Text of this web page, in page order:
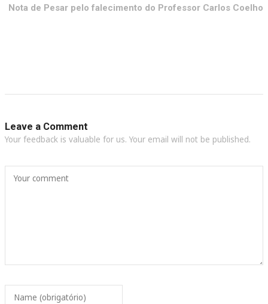
Nota de Pesar pelo falecimento do Professor Carlos Coelho
Leave a Comment
Your feedback is valuable for us. Your email will not be published.
Your comment
Name (obrigatório)